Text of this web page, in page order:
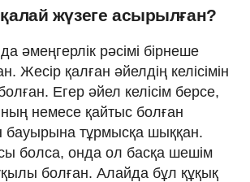
жүзеге асырылған?
әмеңгерлік рәсімі бірнеше
Жесір қалған әйелдің келісімін
Егер әйел келісім берсе,
немесе қайтыс болған
бауырына тұрмысқа шыққан.
болса, онда ол басқа шешім
болған. Алайда бұл құқық